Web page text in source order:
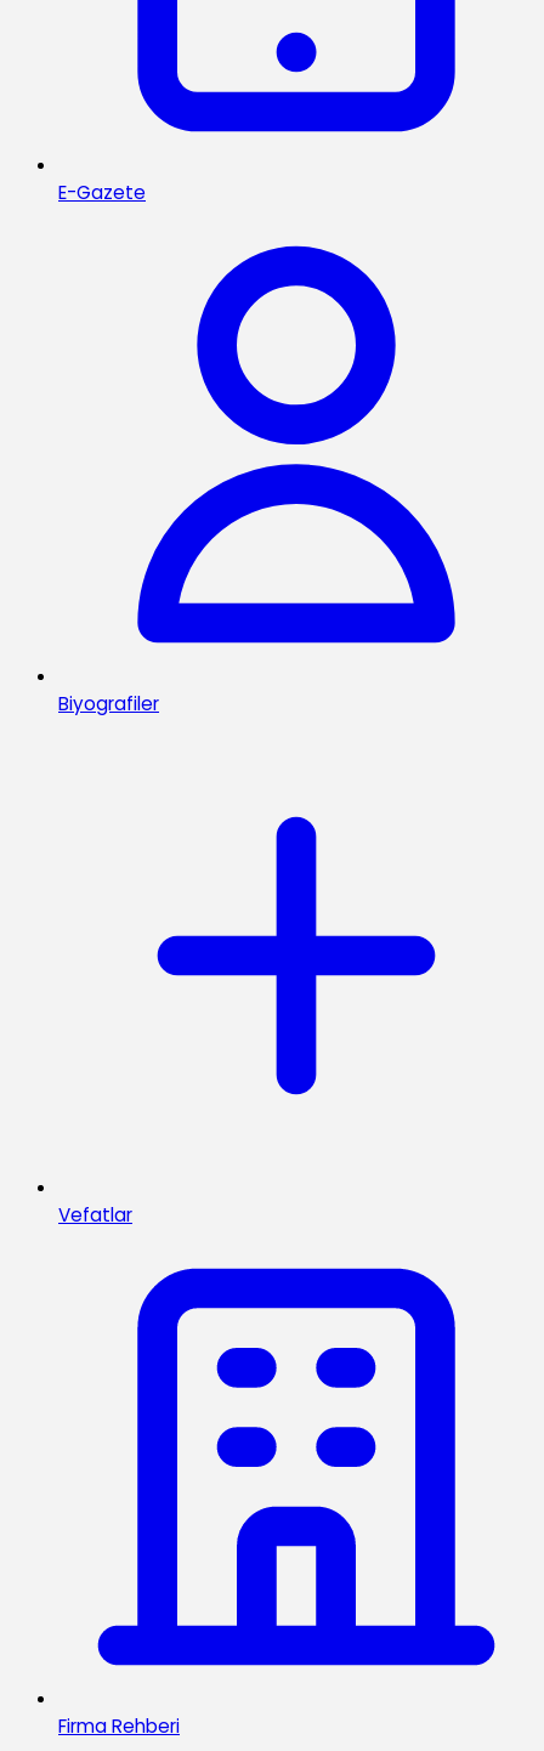
E-Gazete
Biyografiler
Vefatlar
Firma Rehberi